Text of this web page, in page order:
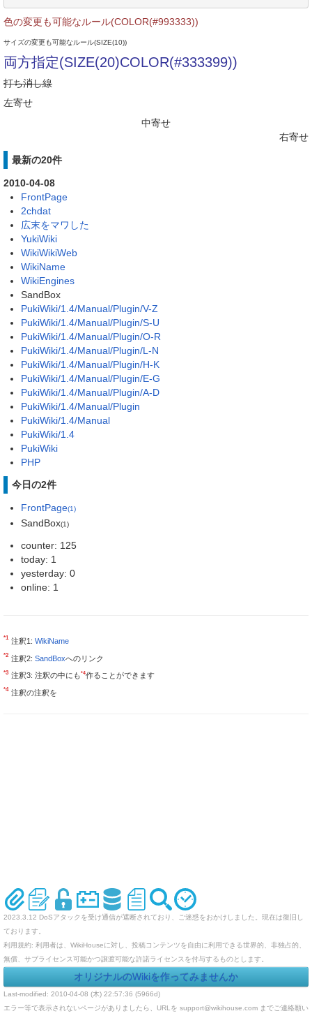
色の変更も可能なルール(COLOR(#993333))
サイズの変更も可能なルール(SIZE(10))
両方指定(SIZE(20)COLOR(#333399))
打ち消し線
左寄せ
中寄せ
右寄せ
最新の20件
2010-04-08
FrontPage
2chdat
広末をマワした
YukiWiki
WikiWikiWeb
WikiName
WikiEngines
SandBox
PukiWiki/1.4/Manual/Plugin/V-Z
PukiWiki/1.4/Manual/Plugin/S-U
PukiWiki/1.4/Manual/Plugin/O-R
PukiWiki/1.4/Manual/Plugin/L-N
PukiWiki/1.4/Manual/Plugin/H-K
PukiWiki/1.4/Manual/Plugin/E-G
PukiWiki/1.4/Manual/Plugin/A-D
PukiWiki/1.4/Manual/Plugin
PukiWiki/1.4/Manual
PukiWiki/1.4
PukiWiki
PHP
今日の2件
FrontPage(1)
SandBox(1)
counter: 125
today: 1
yesterday: 0
online: 1
*1 注釈1: WikiName
*2 注釈2: SandBoxへのリンク
*3 注釈3: 注釈の中にも*4作ることができます
*4 注釈の注釈を
2023.3.12 DoSアタックを受け通信が遮断されており、ご迷惑をおかけしました。現在は復旧し
ております。
利用規約: 利用者は、WikiHouseに対し、投稿コンテンツを自由に利用できる世界的、非独占的、
無償、サブライセンス可能かつ譲渡可能な許諾ライセンスを付与するものとします。
オリジナルのWikiを作ってみませんか
Last-modified: 2010-04-08 (木) 22:57:36 (5966d)
エラー等で表示されないページがありましたら、URLを support@wikihouse.com までご連絡願い